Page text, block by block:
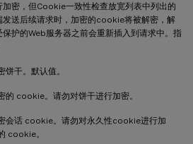
密，但Cookie一致性检查放宽列表中列出的
送后续请求时，加密的cookie将被解密，解
护的Web服务器之前会重新插入到请求中。指
饼干。默认值。
的 cookie。请勿对饼干进行加密。
会话 cookie。请勿对永久性cookie进行加
cookie。